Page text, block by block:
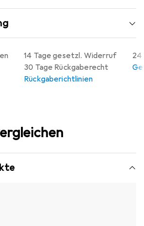
14 Tage gesetzl. Widerruf
30 Tage Rückgaberecht
Rückgaberichtlinien
24